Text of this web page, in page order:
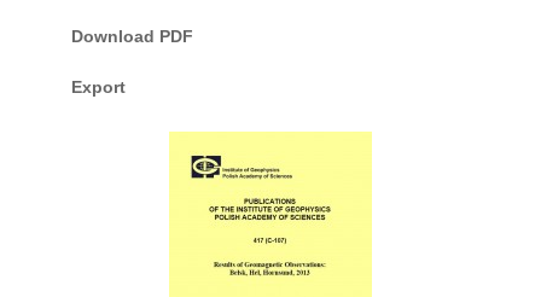
Download PDF
Export